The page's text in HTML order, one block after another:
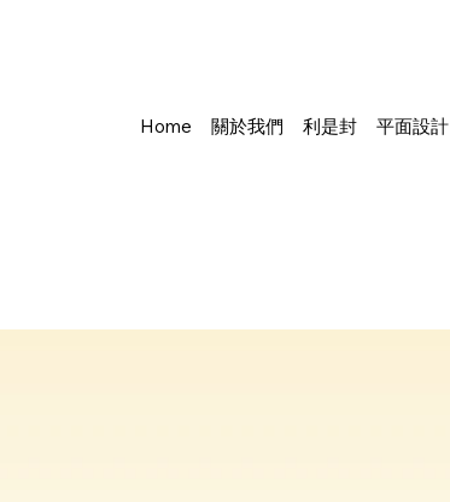
Home 關於我們 利是封 平面設計